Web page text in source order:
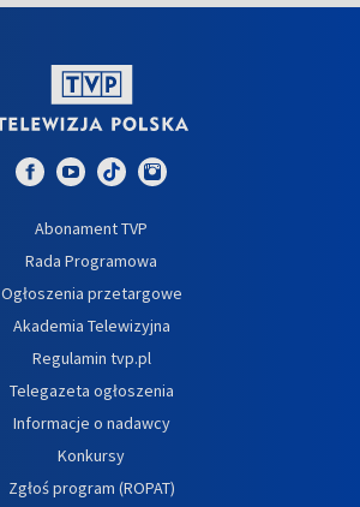
Abonament TVP
Rada Programowa
Ogłoszenia przetargowe
Akademia Telewizyjna
Regulamin tvp.pl
Telegazeta ogłoszenia
Informacje o nadawcy
Konkursy
Zgłoś program (ROPAT)